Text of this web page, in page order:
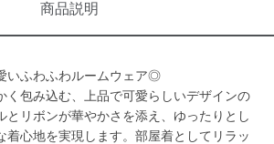
商品説明
いふわふわルームウェア◎
く包み込む、上品で可愛らしいデザインの
とリボンが華やかさを添え、ゆったりとし
着心地を実現します。部屋着としてリラッ